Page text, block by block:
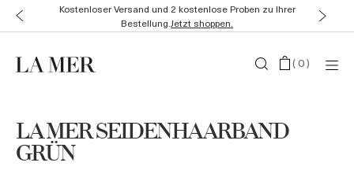
Kostenloser Versand und 2 kostenlose Proben zu Ihrer
Bestellung.Jetzt shoppen.
(0)
LA MER SEIDENHAARBAND
GRÜN